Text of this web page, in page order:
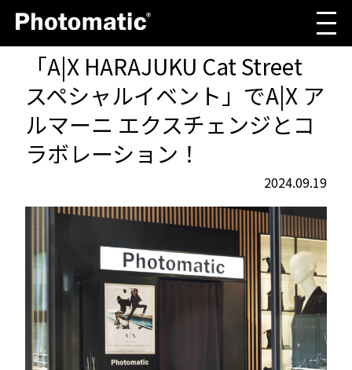
「A|X HARAJUKU Cat Street
スペシャルイベント」でA|X ア
ルマーニ エクスチェンジとコ
ラボレーション！
2024.09.19